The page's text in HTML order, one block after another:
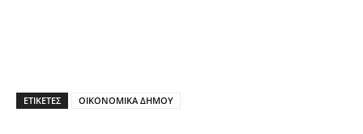
ΕΤΙΚΕΤΕΣ ΟΙΚΟΝΟΜΙΚΑ ΔΗΜΟΥ